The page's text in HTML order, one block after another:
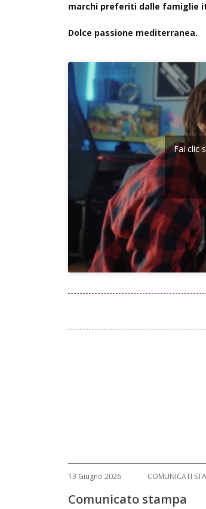
marchi preferiti dalle famiglie
Dolce passione mediterranea.
Fai clic
13 Giugno 2026 COMUNICATI
Comunicato stampa